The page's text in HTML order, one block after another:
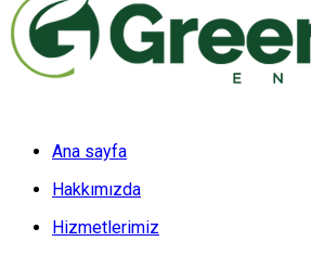
Ana sayfa
Hakkımızda
Hizmetlerimiz